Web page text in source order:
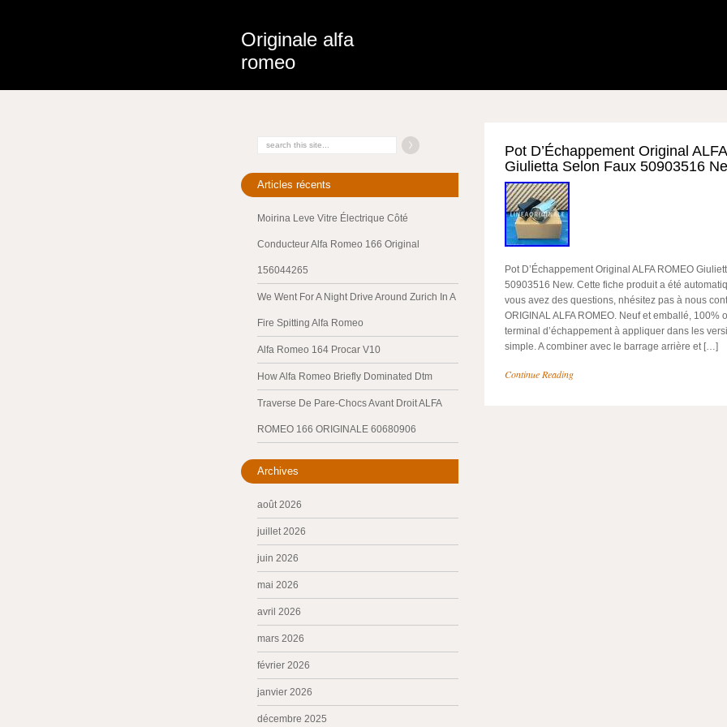
Originale alfa
romeo
Pot D’Échappement Original
Giulietta Selon Faux 50903516
Pot D’Échappement Original ALFA ROMEO
50903516 New. Cette fiche produit a été
vous avez des questions, nhésitez pas à nous
ORIGINAL ALFA ROMEO. Neuf et emballé, 100%
terminal d’échappement à appliquer dans les
simple. A combiner avec le barrage arrière et […]
Continue Reading
Articles récents
Moirina Leve Vitre Électrique Côté
Conducteur Alfa Romeo 166 Original
156044265
We Went For A Night Drive Around Zurich In A
Fire Spitting Alfa Romeo
Alfa Romeo 164 Procar V10
How Alfa Romeo Briefly Dominated Dtm
Traverse De Pare-Chocs Avant Droit ALFA
ROMEO 166 ORIGINALE 60680906
Archives
août 2026
juillet 2026
juin 2026
mai 2026
avril 2026
mars 2026
février 2026
janvier 2026
décembre 2025